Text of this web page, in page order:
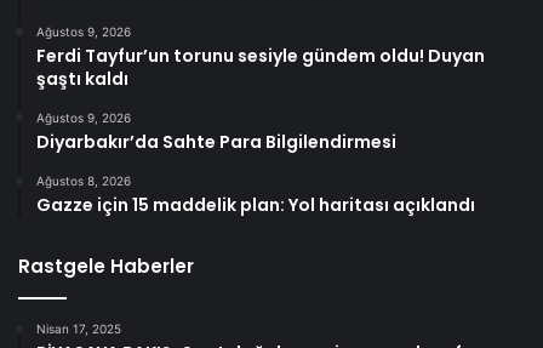
Ağustos 9, 2026
Ferdi Tayfur’un torunu sesiyle gündem oldu! Duyan
şaştı kaldı
Ağustos 9, 2026
Diyarbakır’da Sahte Para Bilgilendirmesi
Ağustos 8, 2026
Gazze için 15 maddelik plan: Yol haritası açıklandı
Rastgele Haberler
Nisan 17, 2025